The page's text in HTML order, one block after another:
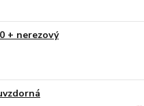
+ nerezový